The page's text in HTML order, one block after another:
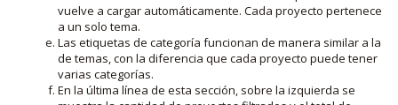
vuelve a cargar automáticamente. Cada proyecto pertenece
a un solo tema.
Las etiquetas de categoría funcionan de manera similar a la
de temas, con la diferencia que cada proyecto puede tener
varias categorías.
En la última línea de esta sección, sobre la izquierda se